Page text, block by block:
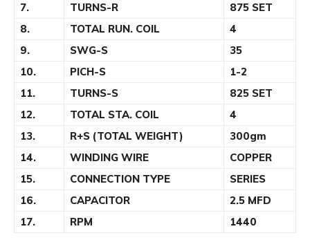
7.
TURNS-R
875 SET
8.
TOTAL RUN. COIL
4
9.
SWG-S
35
10.
PICH-S
1-2
11.
TURNS-S
825 SET
12.
TOTAL STA. COIL
4
13.
R+S (TOTAL WEIGHT)
300gm
14.
WINDING WIRE
COPPER
15.
CONNECTION TYPE
SERIES
16.
CAPACITOR
2.5 MFD
17.
RPM 1440